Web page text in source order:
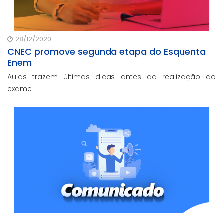
28/12/2020
CNEC promove segunda etapa do Esquenta
Enem
Aulas trazem últimas dicas antes da realização do
exame